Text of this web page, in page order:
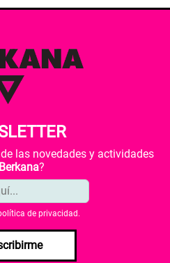
las novedades y actividades
Berkana?
de privacidad .